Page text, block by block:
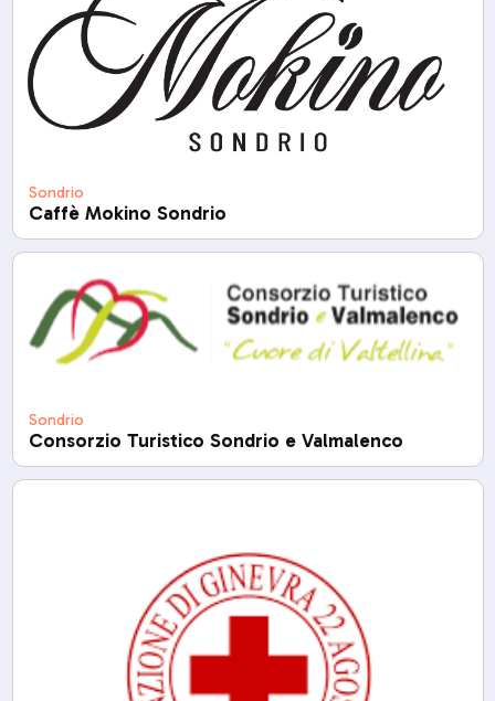
Sondrio
Caffè Mokino Sondrio
Sondrio
Consorzio Turistico Sondrio e Valmalenco